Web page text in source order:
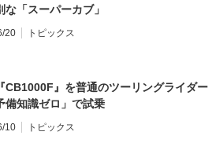
な「スーパーカブ」
20 トピックス
CB1000F』を普通のツーリングライダー
備知識ゼロ」で試乗
10 トピックス